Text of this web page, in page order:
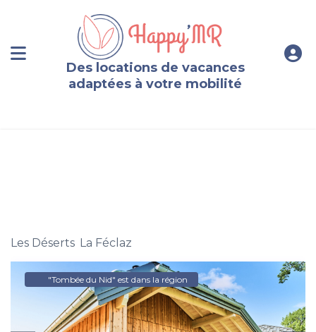
Des locations de vacances
adaptées à votre mobilité
Les Déserts La Féclaz
"Tombée du Nid" est dans la région